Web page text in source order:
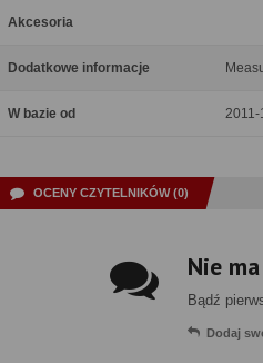
Akcesoria
Dodatkowe informacje
W bazie od
OCENY CZYTELNIKÓW (0)
Nie
Bądź
Dodaj